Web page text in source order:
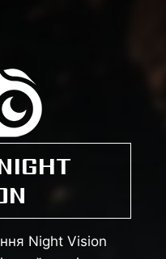
Night Vision